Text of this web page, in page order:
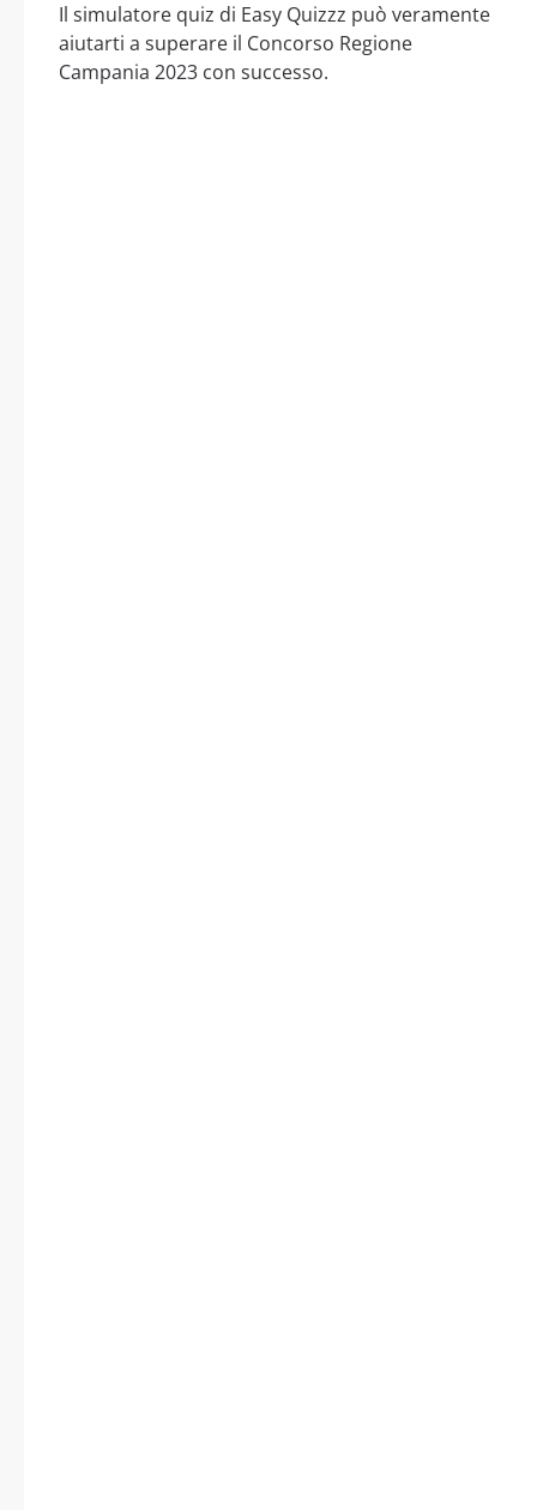
Il simulatore quiz di Easy Quizzz può veramente
aiutarti a superare il Concorso Regione
Campania 2023 con successo.